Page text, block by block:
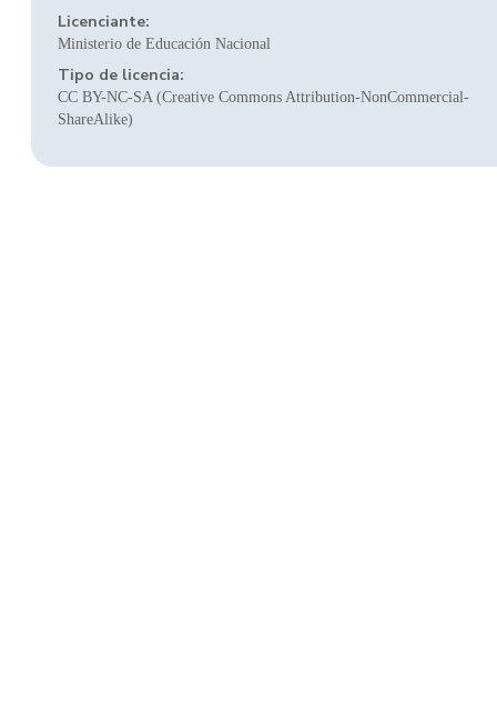
Licenciante:
Ministerio de Educación Nacional
Tipo de licencia:
CC BY-NC-SA (Creative Commons Attribution-NonCommercial-
ShareAlike)